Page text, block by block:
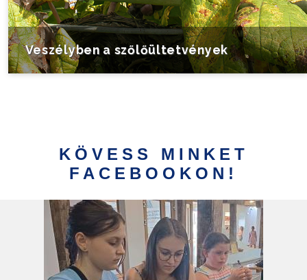
Veszélyben a szőlőültetvények
KÖVESS MINKET
FACEBOOKON!